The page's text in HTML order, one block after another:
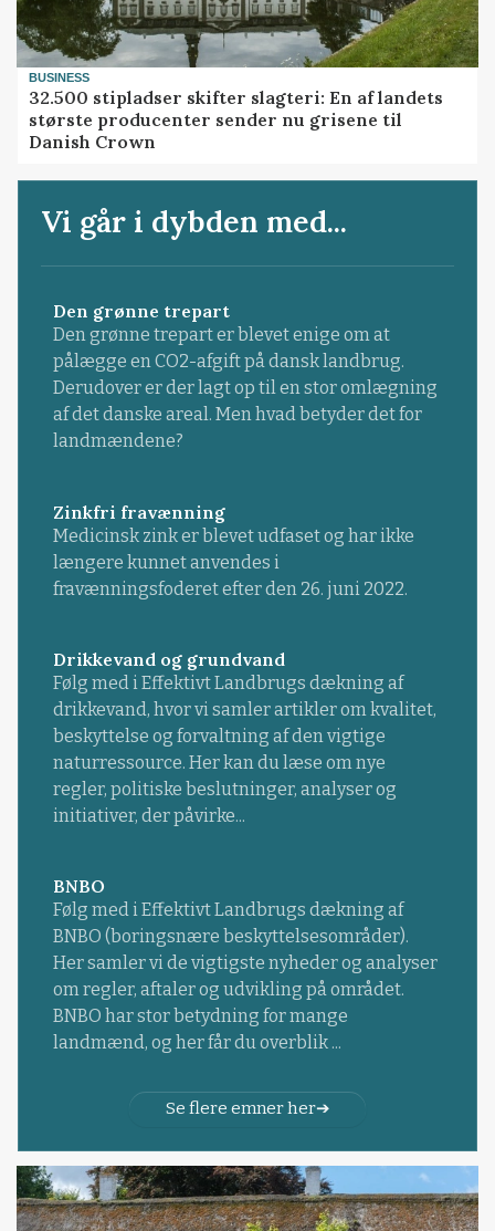
BUSINESS
32.500 stipladser skifter slagteri: En af landets
største producenter sender nu grisene til
Danish Crown
Vi går i dybden med...
Den grønne trepart
Den grønne trepart er blevet enige om at
pålægge en CO2-afgift på dansk landbrug.
Derudover er der lagt op til en stor omlægning
af det danske areal. Men hvad betyder det for
landmændene?
Zinkfri fravænning
Medicinsk zink er blevet udfaset og har ikke
længere kunnet anvendes i
fravænningsfoderet efter den 26. juni 2022.
Drikkevand og grundvand
Følg med i Effektivt Landbrugs dækning af
drikkevand, hvor vi samler artikler om kvalitet,
beskyttelse og forvaltning af den vigtige
naturressource. Her kan du læse om nye
regler, politiske beslutninger, analyser og
initiativer, der påvirke...
BNBO
Følg med i Effektivt Landbrugs dækning af
BNBO (boringsnære beskyttelsesområder).
Her samler vi de vigtigste nyheder og analyser
om regler, aftaler og udvikling på området.
BNBO har stor betydning for mange
landmænd, og her får du overblik ...
Se flere emner her